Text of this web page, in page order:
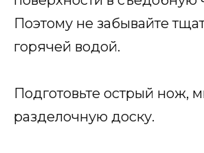
Поэтому не забывайте
горячей водой.
Подготовьте острый нож,
разделочную доску.